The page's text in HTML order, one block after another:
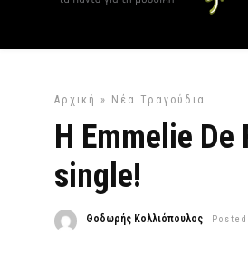
Αρχική » Νέα Τραγούδια
Η Emmelie De
single!
Θοδωρής Κολλιόπουλος